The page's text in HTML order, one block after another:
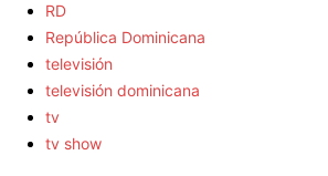
RD
República Dominicana
televisión
televisión dominicana
tv
tv show